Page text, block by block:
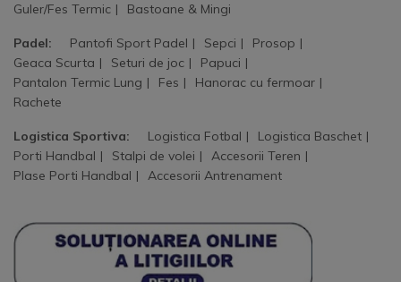
Guler/Fes Termic
Bastoane & Mingi
Padel: Pantofi Sport Padel Sepci
Prosop
Geaca Scurta
Seturi de joc
Papuci
Pantalon Termic Lung
Fes
Hanorac cu fermoar
Rachete
Logistica Sportiva: Logistica Fotbal
Logistica Baschet
Porti Handbal
Stalpi de volei
Accesorii Teren
Plase Porti Handbal
Accesorii Antrenament